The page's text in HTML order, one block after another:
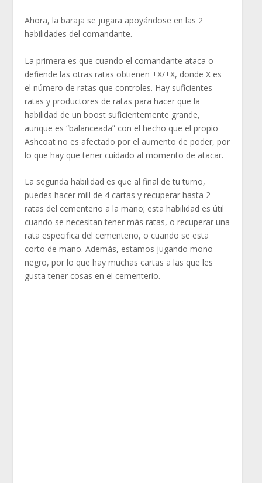
Ahora, la baraja se jugara apoyándose en las 2
habilidades del comandante.
La primera es que cuando el comandante ataca o
defiende las otras ratas obtienen +X/+X, donde X es
el número de ratas que controles. Hay suficientes
ratas y productores de ratas para hacer que la
habilidad de un boost suficientemente grande,
aunque es “balanceada” con el hecho que el propio
Ashcoat no es afectado por el aumento de poder, por
lo que hay que tener cuidado al momento de atacar.
La segunda habilidad es que al final de tu turno,
puedes hacer mill de 4 cartas y recuperar hasta 2
ratas del cementerio a la mano; esta habilidad es útil
cuando se necesitan tener más ratas, o recuperar una
rata especifica del cementerio, o cuando se esta
corto de mano. Además, estamos jugando mono
negro, por lo que hay muchas cartas a las que les
gusta tener cosas en el cementerio.